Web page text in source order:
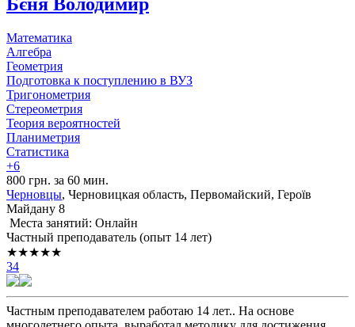
Математика
Алгебра
Геометрия
Подготовка к поступлению в ВУЗ
Тригонометрия
Стереометрия
Теория вероятностей
Планиметрия
Статистика
+6
800 грн. за 60 мин.
Черновцы, Черновицкая область, Первомайский, Героїв
Mайдану 8
Места занятий: Онлайн
Частный преподаватель (опыт 14 лет)
★★★★★
34
Частным преподавателем работаю 14 лет.. На основе